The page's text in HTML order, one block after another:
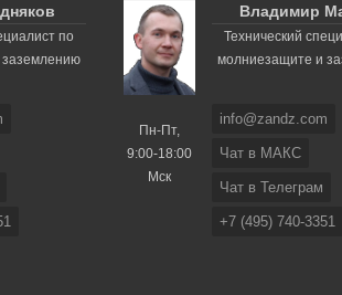
по
Пн-Пт,
9:00-18:00
Мск
Владимир
Технический
молниезащите и
info@zandz.com
Чат в МАКС
Чат в Телеграм
+7 (495) 740-3351